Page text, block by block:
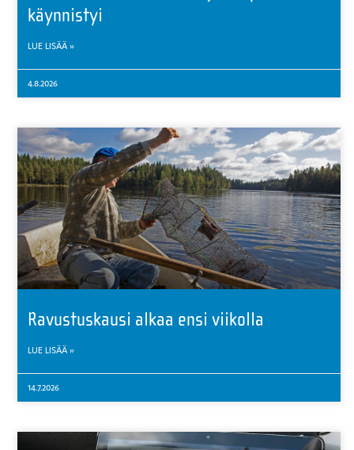
käynnistyi
LUE LISÄÄ »
4.8.2026
Ravustuskausi alkaa ensi viikolla
LUE LISÄÄ »
14.7.2026